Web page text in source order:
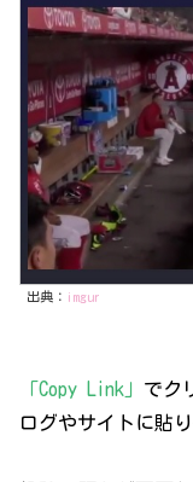
出典： imgur
「Copy Link」 でク
ログやサイトに貼り